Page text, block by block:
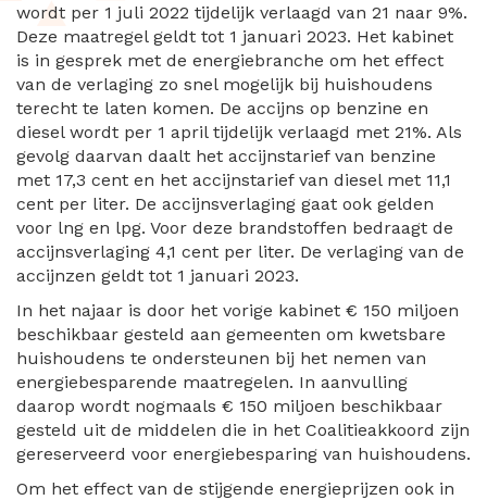
wordt per 1 juli 2022 tijdelijk verlaagd van 21 naar 9%.
Deze maatregel geldt tot 1 januari 2023. Het kabinet
is in gesprek met de energiebranche om het effect
van de verlaging zo snel mogelijk bij huishoudens
terecht te laten komen. De accijns op benzine en
diesel wordt per 1 april tijdelijk verlaagd met 21%. Als
gevolg daarvan daalt het accijnstarief van benzine
met 17,3 cent en het accijnstarief van diesel met 11,1
cent per liter. De accijnsverlaging gaat ook gelden
voor lng en lpg. Voor deze brandstoffen bedraagt de
accijnsverlaging 4,1 cent per liter. De verlaging van de
accijnzen geldt tot 1 januari 2023.
In het najaar is door het vorige kabinet € 150 miljoen
beschikbaar gesteld aan gemeenten om kwetsbare
huishoudens te ondersteunen bij het nemen van
energiebesparende maatregelen. In aanvulling
daarop wordt nogmaals € 150 miljoen beschikbaar
gesteld uit de middelen die in het Coalitieakkoord zijn
gereserveerd voor energiebesparing van huishoudens.
Om het effect van de stijgende energieprijzen ook in